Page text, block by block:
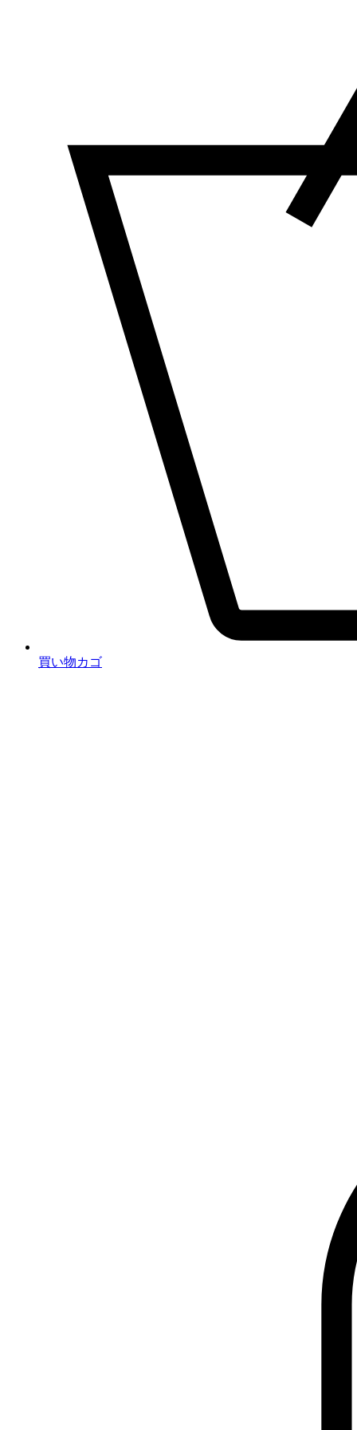
買い物カゴ